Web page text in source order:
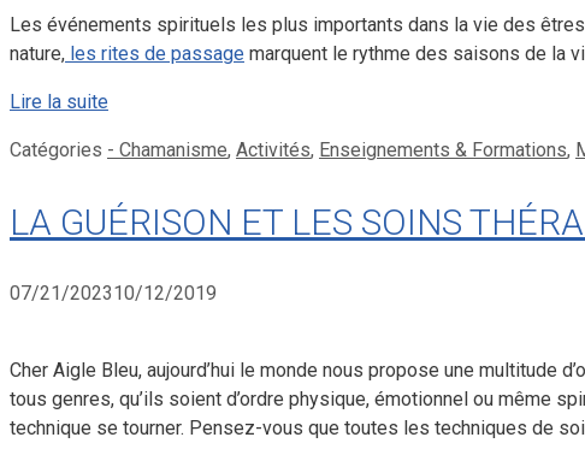
Les événements spirituels les plus importants dans la vie des
nature, les rites de passage marquent le rythme des saisons de la
Lire la suite
Catégories - Chamanisme, Activités, Enseignements & Formations,
LA GUÉRISON ET LES SOINS
07/21/202310/12/2019
Cher Aigle Bleu, aujourd’hui le monde nous propose une multitude
tous genres, qu’ils soient d’ordre physique, émotionnel ou même
technique se tourner. Pensez-vous que toutes les techniques de